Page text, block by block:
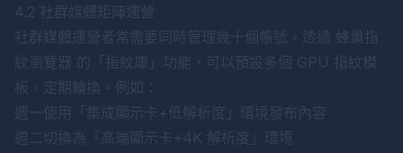
4.2 社群媒體矩陣運營
社群媒體運營者常需要同時管理幾十個帳號。透過 蜂巢指
紋瀏覽器 的「指紋庫」功能，可以預設多個 GPU 指紋模
板，定期輪換。例如：
週一使用「集成顯示卡+低解析度」環境發布內容
週二切換為「高端顯示卡+4K 解析度」環境